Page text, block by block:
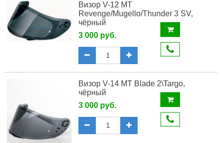
Визор V-12 MT
Revenge/Mugello/Thunder 3 SV,
чёрный
3 000 руб.
Визор V-14 MT Blade 2\Targo,
чёрный
3 000 руб.